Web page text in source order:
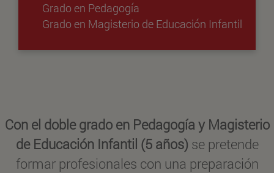
Grado en Pedagogía
Grado en Magisterio de Educación Infantil
Con el doble grado en Pedagogía y Magisterio
de Educación Infantil (5 años) se pretende
formar profesionales con una preparación